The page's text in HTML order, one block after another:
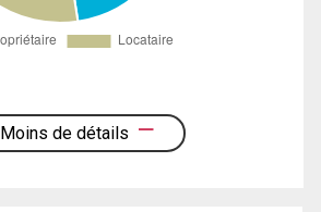
Moins de détails